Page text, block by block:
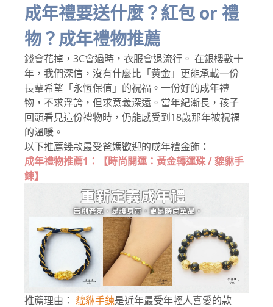
成年禮要送什麼？紅包 or 禮
物？成年禮物推薦
錢會花掉，3C會過時，衣服會退流行。 在銀樓數十
年，我們深信，沒有什麼比「黃金」更能承載一份
長輩希望「永恆保值」的祝福。一份好的成年禮
物，不求浮誇，但求意義深遠。當年紀漸長，孩子
回頭看見這份禮物時，仍能感受到18歲那年被祝福
的溫暖。
以下推薦幾款最受爸媽歡迎的成年禮金飾：
成年禮物推薦1：【時尚開運：黃金轉運珠 / 貔貅手
鍊】
推薦理由： 貔貅手鍊是近年最受年輕人喜愛的款